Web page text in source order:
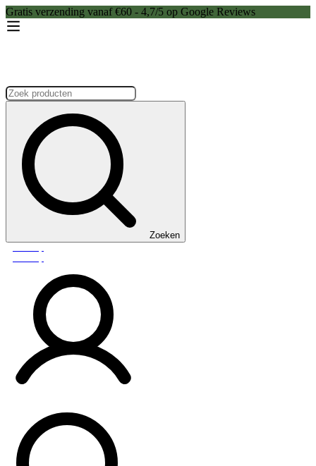
Gratis verzending vanaf €60 - 4,7/5 op Google Reviews
Zoeken:
Zoeken